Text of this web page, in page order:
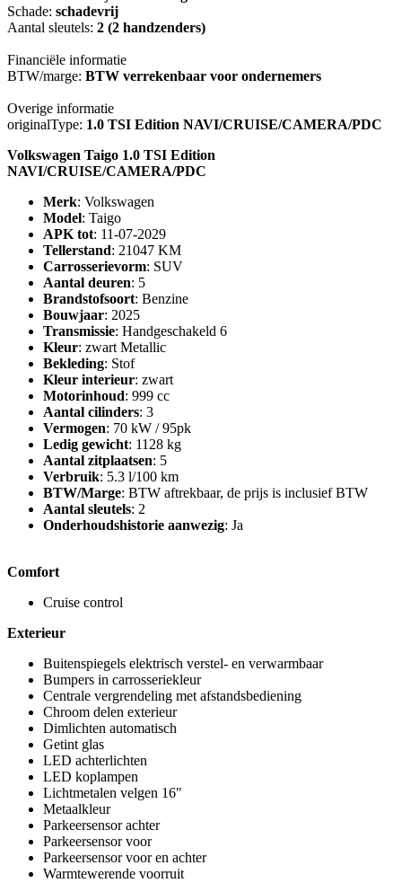
Schade: schadevrij
Aantal sleutels: 2 (2 handzenders)
Financiële informatie
BTW/marge: BTW verrekenbaar voor ondernemers
Overige informatie
originalType: 1.0 TSI Edition NAVI/CRUISE/CAMERA/PDC
Volkswagen Taigo 1.0 TSI Edition
NAVI/CRUISE/CAMERA/PDC
Merk: Volkswagen
Model: Taigo
APK tot: 11-07-2029
Tellerstand: 21047 KM
Carrosserievorm: SUV
Aantal deuren: 5
Brandstofsoort: Benzine
Bouwjaar: 2025
Transmissie: Handgeschakeld 6
Kleur: zwart Metallic
Bekleding: Stof
Kleur interieur: zwart
Motorinhoud: 999 cc
Aantal cilinders: 3
Vermogen: 70 kW / 95pk
Ledig gewicht: 1128 kg
Aantal zitplaatsen: 5
Verbruik: 5.3 l/100 km
BTW/Marge: BTW aftrekbaar, de prijs is inclusief BTW
Aantal sleutels: 2
Onderhoudshistorie aanwezig: Ja
Comfort
Cruise control
Exterieur
Buitenspiegels elektrisch verstel- en verwarmbaar
Bumpers in carrosseriekleur
Centrale vergrendeling met afstandsbediening
Chroom delen exterieur
Dimlichten automatisch
Getint glas
LED achterlichten
LED koplampen
Lichtmetalen velgen 16"
Metaalkleur
Parkeersensor achter
Parkeersensor voor
Parkeersensor voor en achter
Warmtewerende voorruit